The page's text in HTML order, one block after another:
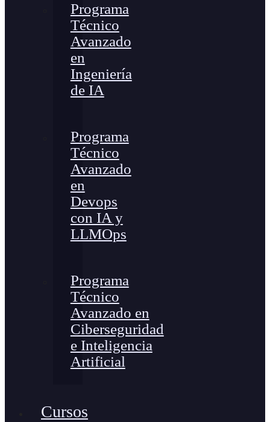
Programa
Técnico
Avanzado
en
Ingeniería
de IA
Programa
Técnico
Avanzado
en
Devops
con IA y
LLMOps
Programa
Técnico
Avanzado en
Ciberseguridad
e Inteligencia
Artificial
Cursos